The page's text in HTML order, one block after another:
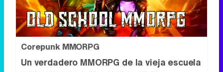
Corepunk MMORPG
Un verdadero MMORPG de la vieja escuela